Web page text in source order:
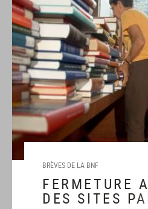
BRÈVES DE LA BNF
FERMETURE
DES SITES